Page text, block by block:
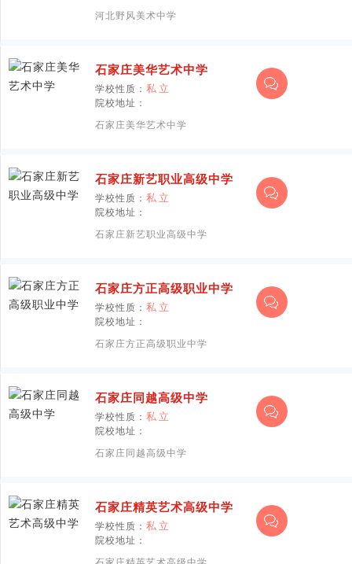
河北野风美术中学
石家庄美华艺术中学
学校性质： 私立
院校地址：
石家庄美华艺术中学
石家庄新艺职业高级中学
学校性质： 私立
院校地址：
石家庄新艺职业高级中学
石家庄方正高级职业中学
学校性质： 私立
院校地址：
石家庄方正高级职业中学
石家庄同越高级中学
学校性质： 私立
院校地址：
石家庄同越高级中学
石家庄精英艺术高级中学
学校性质： 私立
院校地址：